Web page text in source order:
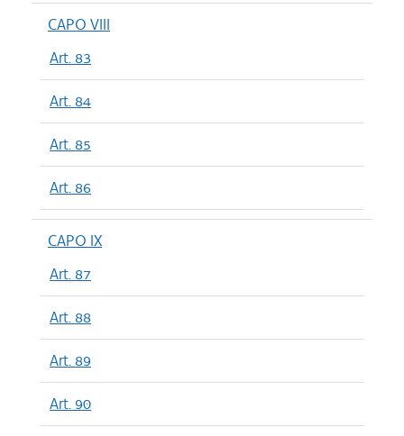
CAPO VIII
Art. 83
Art. 84
Art. 85
Art. 86
CAPO IX
Art. 87
Art. 88
Art. 89
Art. 90